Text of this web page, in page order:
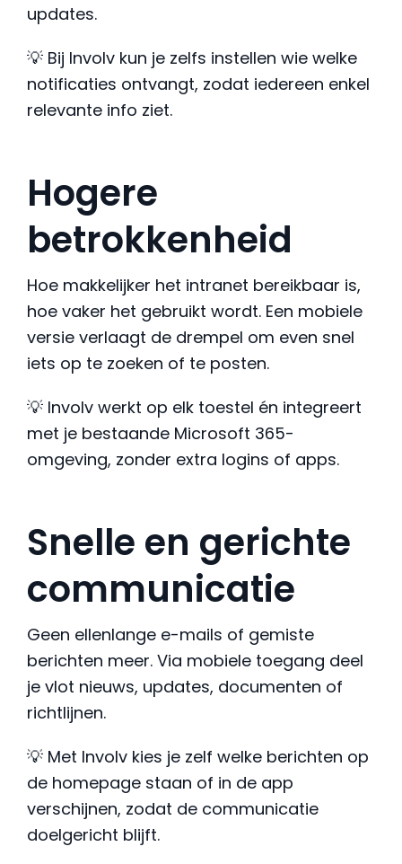
updates.
💡 Bij Involv kun je zelfs instellen wie welke
notificaties ontvangt, zodat iedereen enkel
relevante info ziet.
Hogere
betrokkenheid
Hoe makkelijker het intranet bereikbaar is,
hoe vaker het gebruikt wordt. Een mobiele
versie verlaagt de drempel om even snel
iets op te zoeken of te posten.
💡 Involv werkt op elk toestel én integreert
met je bestaande Microsoft 365-
omgeving, zonder extra logins of apps.
Snelle en gerichte
communicatie
Geen ellenlange e-mails of gemiste
berichten meer. Via mobiele toegang deel
je vlot nieuws, updates, documenten of
richtlijnen.
💡 Met Involv kies je zelf welke berichten op
de homepage staan of in de app
verschijnen, zodat de communicatie
doelgericht blijft.